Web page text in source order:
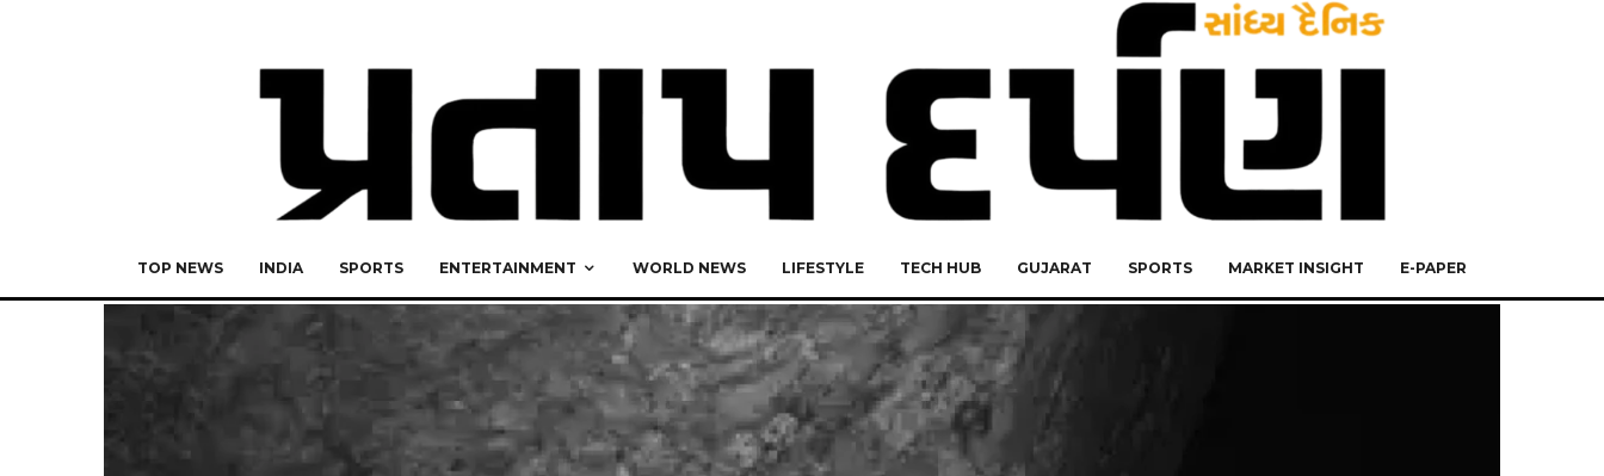
TOP NEWS INDIA SPORTS ENTERTAINMENT WORLD NEWS LIFESTYLE TECH HUB GUJARAT SPORTS MARKET INSIGHT E-PAPER